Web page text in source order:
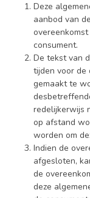
Deze
aanbod van
consument.
De tekst van
tijden voor de
gemaakt te
redelijkerwijs
op afstand
worden om
Indien de
afgesloten,
de
deze